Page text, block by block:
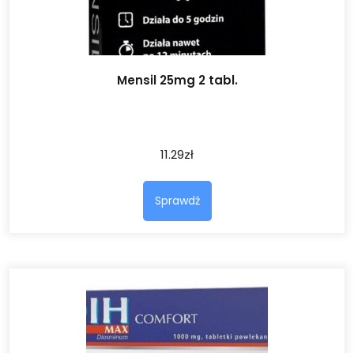
Mensil 25mg 2 tabl.
11.29zł
Sprawdź